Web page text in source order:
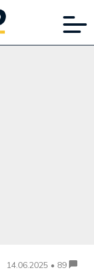
14.06.2025 • 89